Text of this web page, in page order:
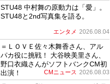
STU48 中村舞の原動力は「愛」。
STU48と2nd写真集を語る。
エンタメ 2026.08.04
＝ＬＯＶＥ佐々木舞香さん、アル
パカ役に挑戦！ 大谷映美里さん、
野口衣織さんがソフトバンクCM初
出演！
CMニュース 2026.08.03